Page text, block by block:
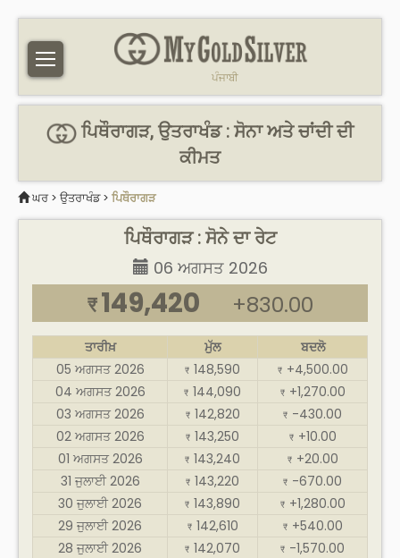
ਪੰਜਾਬੀ
ਪਿਥੌਰਾਗੜ, ਉਤਰਾਖੰਡ : ਸੋਨਾ ਅਤੇ ਚਾਂਦੀ ਦੀ
ਕੀਮਤ
ਘਰ > ਉਤਰਾਖੰਡ> ਪਿਥੌਰਾਗੜ
ਪਿਥੌਰਾਗੜ : ਸੋਨੇ ਦਾ ਰੇਟ
06 ਅਗਸਤ 2026
₹ 149,420 +830.00
ਤਾਰੀਖ਼ ਮੁੱਲ
ਬਦਲੋ
05 ਅਗਸਤ 2026
₹ 148,590 ₹ +4,500.00
04 ਅਗਸਤ 2026
₹ 144,090 ₹ +1,270.00
03 ਅਗਸਤ 2026
₹ 142,820 ₹ -430.00
02 ਅਗਸਤ 2026
₹ 143,250 ₹ +10.00
01 ਅਗਸਤ 2026
₹ 143,240 ₹ +20.00
31 ਜੁਲਾਈ 2026
₹ 143,220 ₹ -670.00
30 ਜੁਲਾਈ 2026
₹ 143,890 ₹ +1,280.00
29 ਜੁਲਾਈ 2026
₹ 142,610 ₹ +540.00
28 ਜੁਲਾਈ 2026
₹ 142,070 ₹ -1,570.00